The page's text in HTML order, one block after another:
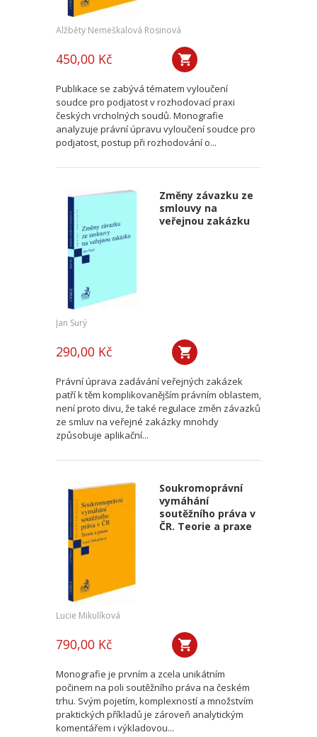
Alžběty Nemeškalová Rosinová
450,00 Kč
Publikace se zabývá tématem vyloučení
soudce pro podjatost v rozhodovací praxi
českých vrcholných soudů. Monografie
analyzuje právní úpravu vyloučení soudce pro
podjatost, postup při rozhodování o...
Změny závazku ze
smlouvy na
veřejnou zakázku
Jan Surý
290,00 Kč
Právní úprava zadávání veřejných zakázek
patří k těm komplikovanějším právním oblastem,
není proto divu, že také regulace změn závazků
ze smluv na veřejné zakázky mnohdy
způsobuje aplikační...
Soukromoprávní
vymáhání
soutěžního práva v
ČR. Teorie a praxe
Lucie Mikulíková
790,00 Kč
Monografie je prvním a zcela unikátním
počinem na poli soutěžního práva na českém
trhu. Svým pojetím, komplexností a množstvím
praktických příkladů je zároveň analytickým
komentářem i výkladovou...